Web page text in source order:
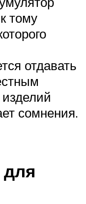
тому
отдавать
сомнения.